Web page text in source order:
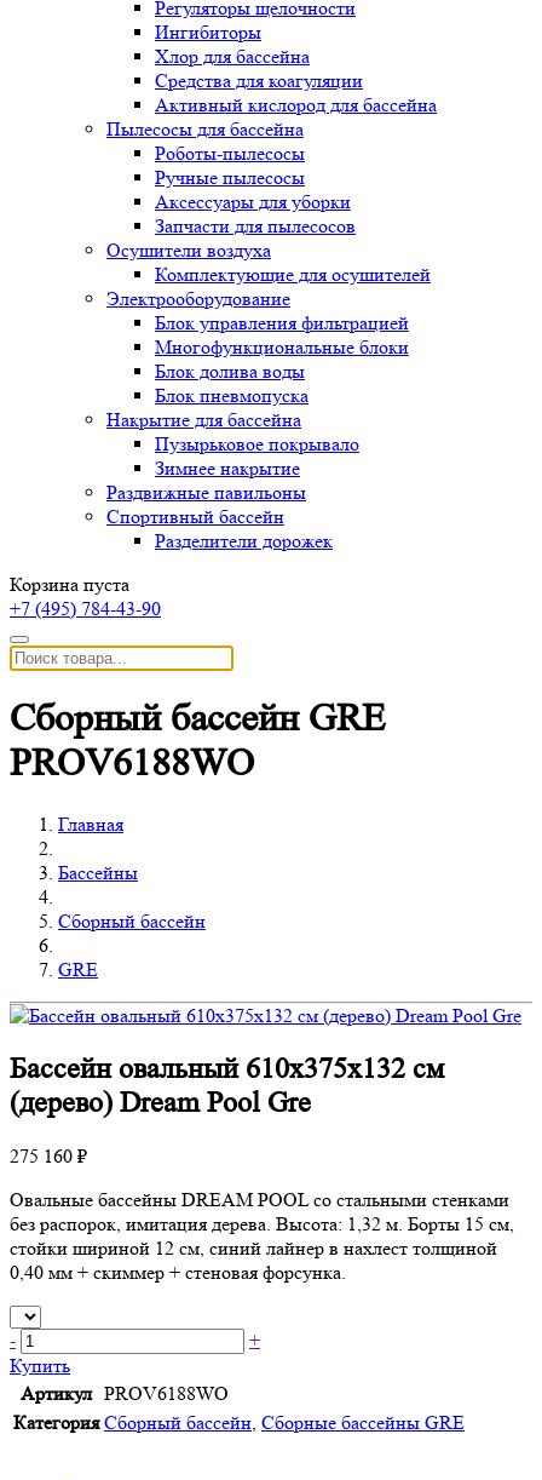
Регуляторы щелочности
Ингибиторы
Хлор для бассейна
Средства для коагуляции
Активный кислород для бассейна
Пылесосы для бассейна
Роботы-пылесосы
Ручные пылесосы
Аксессуары для уборки
Запчасти для пылесосов
Осушители воздуха
Комплектующие для осушителей
Электрооборудование
Блок управления фильтрацией
Многофункциональные блоки
Блок долива воды
Блок пневмопуска
Накрытие для бассейна
Пузырьковое покрывало
Зимнее накрытие
Раздвижные павильоны
Спортивный бассейн
Разделители дорожек
Корзина пуста
+7 (495) 784-43-90
Сборный бассейн GRE
PROV6188WO
Главная
Бассейны
Сборный бассейн
GRE
Бассейн овальный 610х375х132 см
(дерево) Dream Pool Gre
275 160 ₽
Овальные бассейны DREAM POOL со стальными стенками
без распорок, имитация дерева. Высота: 1,32 м. Борты 15 см,
стойки шириной 12 см, синий лайнер в нахлест толщиной
0,40 мм + скиммер + стеновая форсунка.
-
+
Купить
Артикул PROV6188WO
Категория Сборный бассейн Сборные бассейны GRE